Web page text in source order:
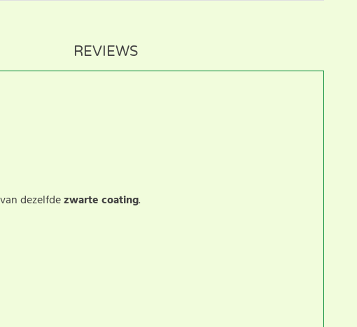
REVIEWS
dezelfdezwarte coating.